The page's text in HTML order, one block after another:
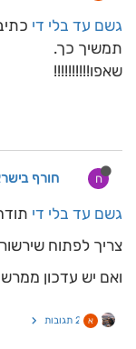
גשם עד בלי די
תמשיך כך.
שאפו!!!!!!!!!!
ח חורף
גשם עד בלי די
צריך לפתוח
ואם יש עדכון
א 2 תגובות